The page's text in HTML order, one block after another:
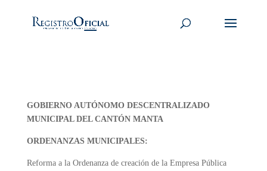
GOBIERNO AUTÓNOMO DESCENTRALIZADO
MUNICIPAL DEL CANTÓN MANTA
ORDENANZAS MUNICIPALES:
Reforma a la Ordenanza de creación de la Empresa Pública